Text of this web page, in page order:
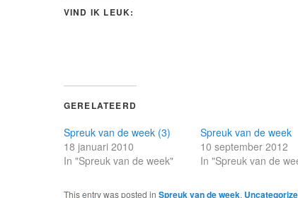
VIND IK LEUK:
GERELATEERD
Spreuk van de week (3)
18 januari 2010
In "Spreuk van de week"
Spreuk van de week
10 september 2012
In "Spreuk van de
This entry was posted in Spreuk van de week,